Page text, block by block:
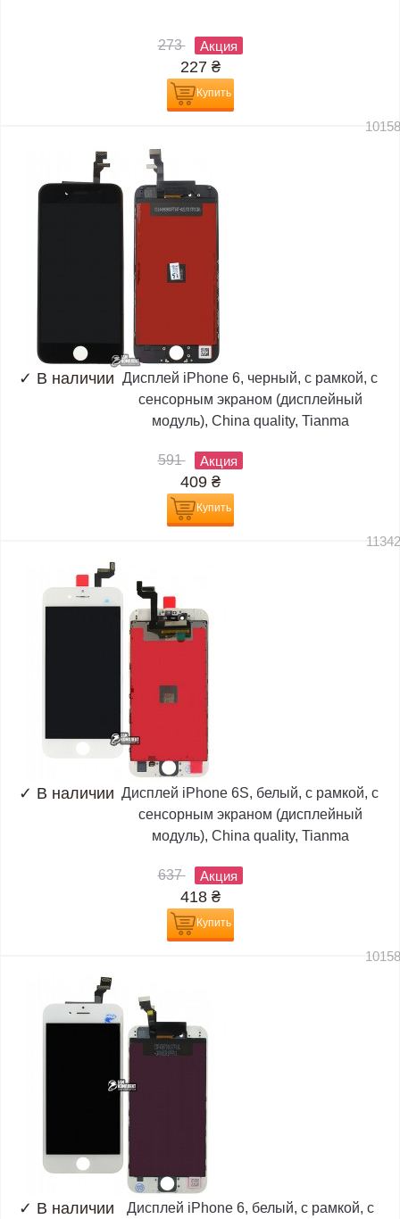
273 Акция
227 ₴
Купить
✓ В наличии Дисплей iPhone 6, черный, с рамкой, с
сенсорным экраном (дисплейный
модуль), China quality, Tianma
591 Акция
409 ₴
Купить
✓ В наличии Дисплей iPhone 6S, белый, с рамкой, с
сенсорным экраном (дисплейный
модуль), China quality, Tianma
637 Акция
418 ₴
Купить
✓ В наличии
Дисплей iPhone 6, белый, с рамкой, с